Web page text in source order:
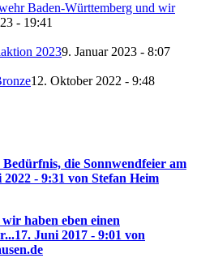
Baden-Württemberg und wir
- 19:41
20239. Januar 2023 - 8:07
12. Oktober 2022 - 9:48
Bedürfnis, die Sonnwendfeier am
2022 - 9:31 von Stefan Heim
haben eben einen
17. Juni 2017 - 9:01 von